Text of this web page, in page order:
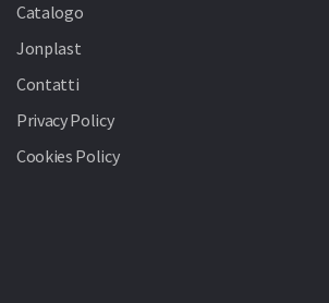
Catalogo
Jonplast
Contatti
Privacy Policy
Cookies Policy